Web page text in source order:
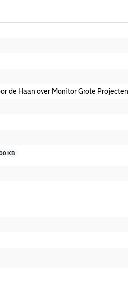
de Haan over Monitor Grote Projecten
KB